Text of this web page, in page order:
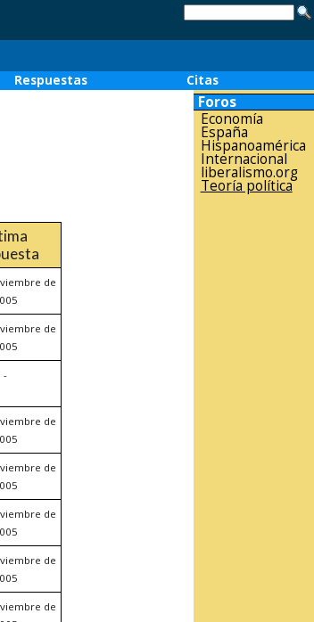
Respuestas
Citas
de
de
-
de
de
de
de
de
Foros
Economía
España
Hispanoamérica
Internacional
liberalismo.org
Teoría política